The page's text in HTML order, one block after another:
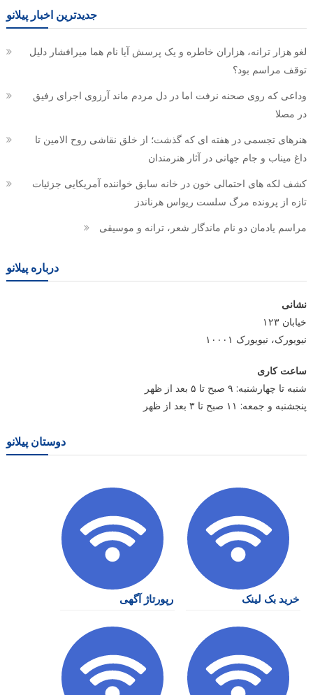
جدیدترین اخبار پیلانو
لغو هزار ترانه، هزاران خاطره و یک پرسش آیا نام هما میرافشار دلیل
توقف مراسم بود؟
وداعی که روی صحنه نرفت اما در دل مردم ماند آرزوی اجرای رفیق
در مصلا
هنرهای تجسمی در هفته ای که گذشت؛ از خلق نقاشی روح الامین تا
داغ میناب و جام جهانی در آثار هنرمندان
کشف لکه های احتمالی خون در خانه سابق خواننده آمریکایی جزئیات
تازه از پرونده مرگ سلست ریواس هرناندز
مراسم یادمان دو نام ماندگار شعر، ترانه و موسیقی
درباره پیلانو
نشانی
خیابان ۱۲۳
نیویورک، نیویورک ۱۰۰۰۱
ساعت کاری
شنبه تا چهارشنبه: ۹ صبح تا ۵ بعد از ظهر
پنجشنبه و جمعه: ۱۱ صبح تا ۳ بعد از ظهر
دوستان پیلانو
خرید بک لینک رپورتاژ آگهی